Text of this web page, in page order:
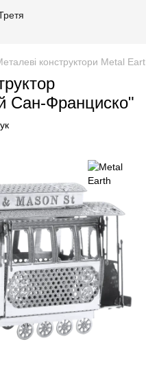
конструктори Metal
Сан-Франциско"